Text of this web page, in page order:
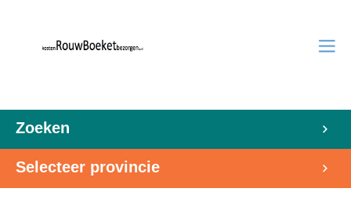
Zoeken
Selecteer provincie